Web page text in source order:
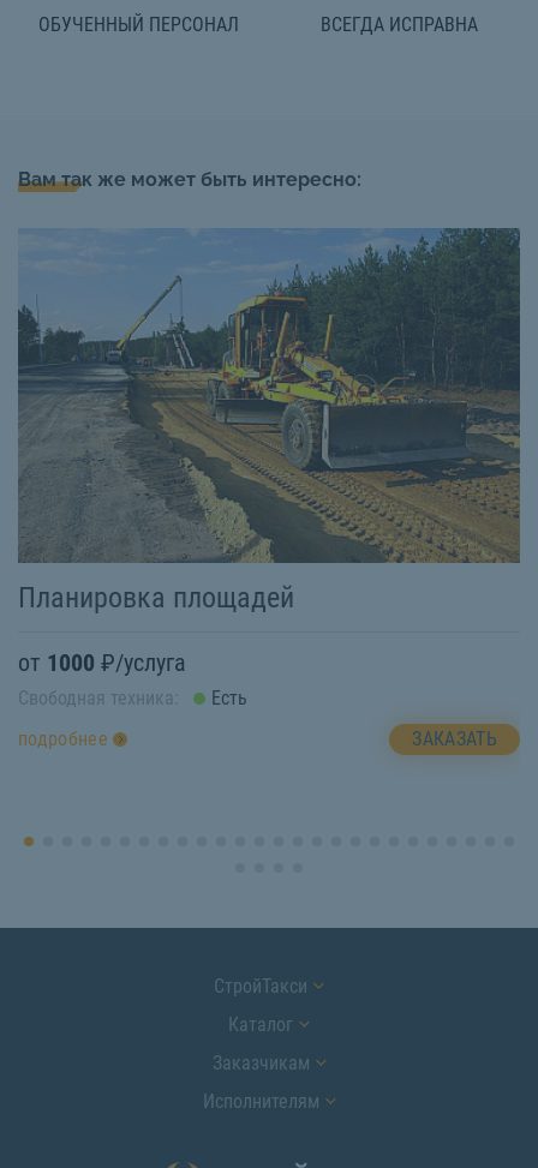
ОБУЧЕННЫЙ ПЕРСОНАЛ ВСЕГДА ИСПРАВНА
Вам так же может быть интересно:
Планировка площадей
от 1000 ₽/услуга
Свободная техника:
Есть
подробнее
ЗАКАЗАТЬ
СтройТакси
Каталог
Заказчикам
Исполнителям